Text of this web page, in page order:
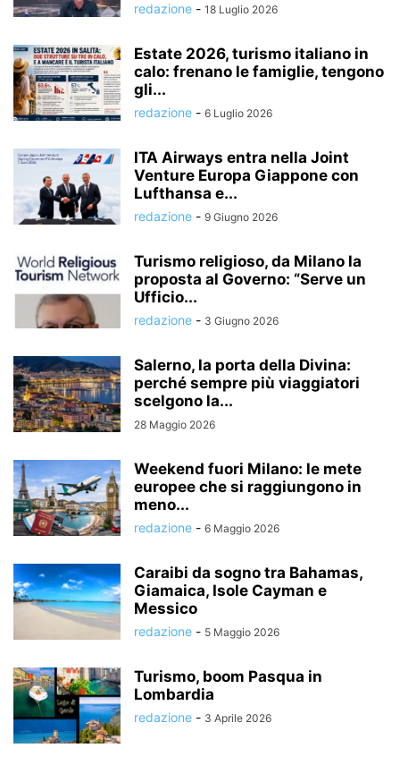
redazione - 18 Luglio 2026
Estate 2026, turismo italiano in
calo: frenano le famiglie, tengono
gli...
redazione - 6 Luglio 2026
ITA Airways entra nella Joint
Venture Europa Giappone con
Lufthansa e...
redazione - 9 Giugno 2026
Turismo religioso, da Milano la
proposta al Governo: “Serve un
Ufficio...
redazione - 3 Giugno 2026
Salerno, la porta della Divina:
perché sempre più viaggiatori
scelgono la...
28 Maggio 2026
Weekend fuori Milano: le mete
europee che si raggiungono in
meno...
redazione - 6 Maggio 2026
Caraibi da sogno tra Bahamas,
Giamaica, Isole Cayman e
Messico
redazione - 5 Maggio 2026
Turismo, boom Pasqua in
Lombardia
redazione - 3 Aprile 2026